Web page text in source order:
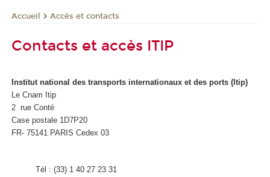
Accueil Accès et contacts
Contacts et accès ITIP
Institut national des transports internationaux et des ports (Itip)
Le Cnam Itip
2 rue Conté
Case postale 1D7P20
FR- 75141 PARIS Cedex 03
Tél : (33) 1 40 27 23 31